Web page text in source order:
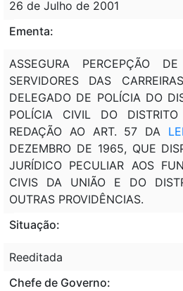
26 de Julho de 2001
Ementa:
ASSEGURA PERCEPÇÃO
SERVIDORES DAS
DELEGADO DE POLÍCIA DO
POLÍCIA CIVIL DO
REDAÇÃO AO ART. 57 DA
DEZEMBRO DE 1965, QUE
JURÍDICO PECULIAR AOS
CIVIS DA UNIÃO E DO
OUTRAS PROVIDÊNCIAS.
Situação:
Reeditada
Chefe de Governo: